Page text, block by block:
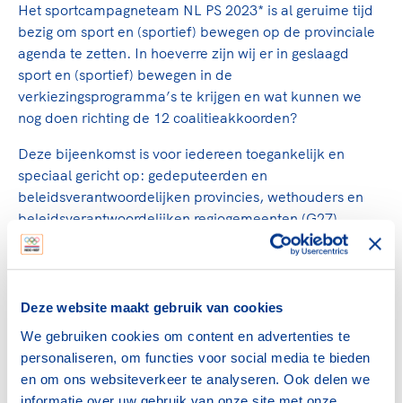
Deze website maakt gebruik van cookies
We gebruiken cookies om content en advertenties te
personaliseren, om functies voor social media te bieden
en om ons websiteverkeer te analyseren. Ook delen we
de sportschool te gaan. Door samen te juichen
voor Sifan Hassan, Rico Verhoeven, Diede de
Groot en het Nederlands Elftal. Of met trots te
genieten van de karatewedstrijd van je dochter,
de halve marathon van je moeder of de
hockeywedstrijd van je buurjongen.
Lees verder
Samen voor een veilige
sportomgeving
Voor welk gedrag staat de club? Wat mag wel
En wat mag vooral niet? Een gedragscode geeft
hier richting aan en is dus een belangrijk
onderdeel van het clubbeleid rondom gewenst en
Lees verder
De TeamNL Academie biedt een leer- en
ontwikkelprogramma voor de volgende functies
binnen TeamNL programma's: experts, coaches,
bestuurders, (technisch) directeuren, managers en
toekomstig kader.
Lees verder
Het sportcampagneteam NL PS 2023* is al geruime tijd
bezig om sport en (sportief) bewegen op de provinciale
agenda te zetten. In hoeverre zijn wij er in geslaagd
sport en (sportief) bewegen in de
verkiezingsprogramma’s te krijgen en wat kunnen we
nog doen richting de 12 coalitieakkoorden?
Deze bijeenkomst is voor iedereen toegankelijk en
speciaal gericht op: gedeputeerden en
beleidsverantwoordelijken provincies, wethouders en
beleidsverantwoordelijken regiogemeenten (G27),
directeuren Provinciale Sportorganisaties,
* Het Sportcampagneteam NL PS2023 is een
samenwerking van NOC*NSF, Watersportverbond,
NTFU, Sportkracht12, Vereniging Sport en Gemeenten,
Platform Ondernemende Sportaanbieders,